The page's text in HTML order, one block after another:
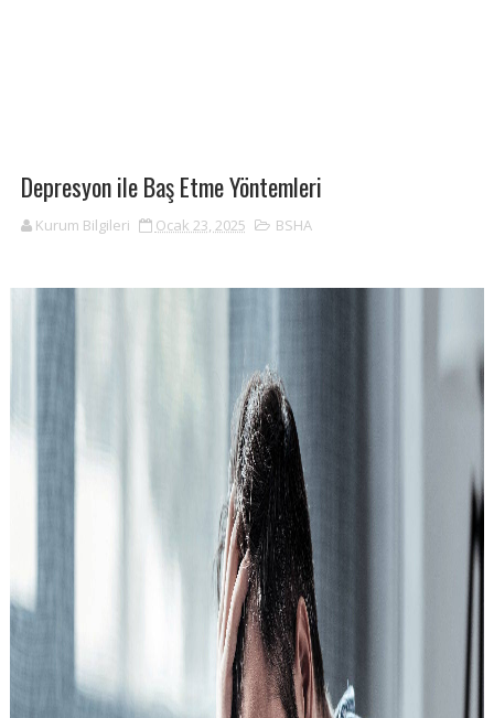
Depresyon ile Baş Etme Yöntemleri
Kurum Bilgileri Ocak 23, 2025 BSHA